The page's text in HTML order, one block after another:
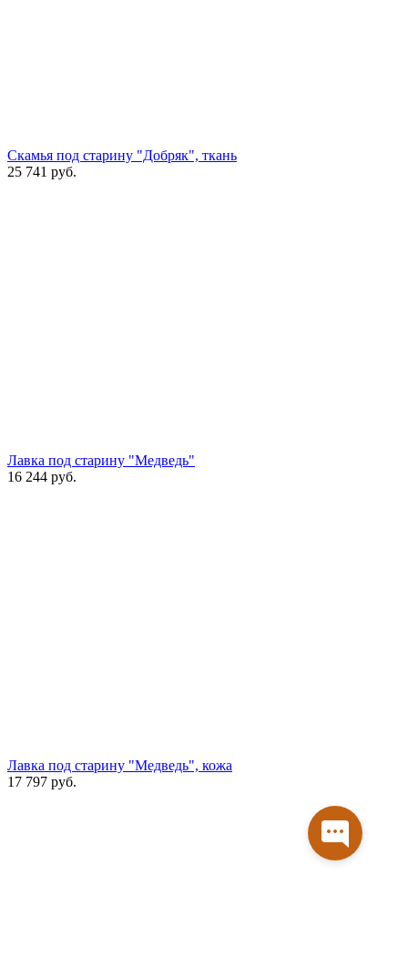
Скамья под старину "Добряк", ткань
25 741 руб.
Лавка под старину "Медведь"
16 244 руб.
Лавка под старину "Медведь", кожа
17 797 руб.